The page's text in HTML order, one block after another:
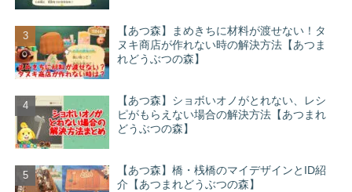
【あつ森】まめきちに材料が渡せない！タ
ヌキ商店が作れない時の解決方法【あつま
れどうぶつの森】
【あつ森】ショボいオノがとれない、レシ
ピがもらえない場合の解決方法【あつまれ
どうぶつの森】
【あつ森】橋・桟橋のマイデザインとID紹
介【あつまれどうぶつの森】